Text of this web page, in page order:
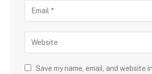
Save my name, email, and website